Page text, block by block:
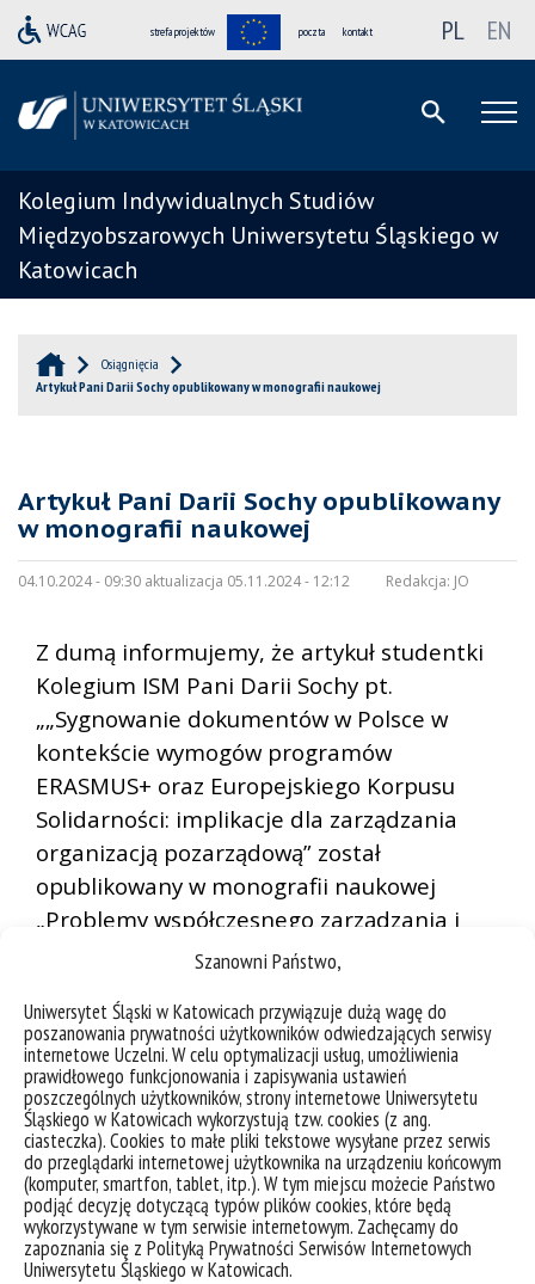
Szanowni Państwo,
Uniwersytet Śląski w Katowicach przywiązuje dużą wagę do
poszanowania prywatności użytkowników odwiedzających serwisy
internetowe Uczelni. W celu optymalizacji usług, umożliwienia
prawidłowego funkcjonowania i zapisywania ustawień
poszczególnych użytkowników, strony internetowe Uniwersytetu
Śląskiego w Katowicach wykorzystują tzw. cookies (z ang.
ciasteczka). Cookies to małe pliki tekstowe wysyłane przez serwis
do przeglądarki internetowej użytkownika na urządzeniu końcowym
(komputer, smartfon, tablet, itp.). W tym miejscu możecie Państwo
podjąć decyzję dotyczącą typów plików cookies, które będą
wykorzystywane w tym serwisie internetowym. Zachęcamy do
zapoznania się z Polityką Prywatności Serwisów Internetowych
Uniwersytetu Śląskiego w Katowicach.
strefa projektów poczta kontakt PL EN
Kolegium Indywidualnych Studiów
Międzyobszarowych Uniwersytetu Śląskiego w
Katowicach
Osiągnięcia
Artykuł Pani Darii Sochy opublikowany w monografii naukowej
Artykuł Pani Darii Sochy opublikowany
w monografii naukowej
04.10.2024 - 09:30 aktualizacja 05.11.2024 - 12:12 Redakcja: JO
Z dumą informujemy, że artykuł studentki
Kolegium ISM Pani Darii Sochy pt.
„„Sygnowanie dokumentów w Polsce w
kontekście wymogów programów
ERASMUS+ oraz Europejskiego Korpusu
Solidarności: implikacje dla zarządzania
organizacją pozarządową” został
opublikowany w monografii naukowej
„Problemy współczesnego zarządzania i
logistyki – spojrzenie młodych badaczy”.